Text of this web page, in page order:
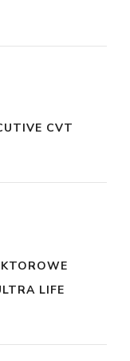
CVT
LIFE